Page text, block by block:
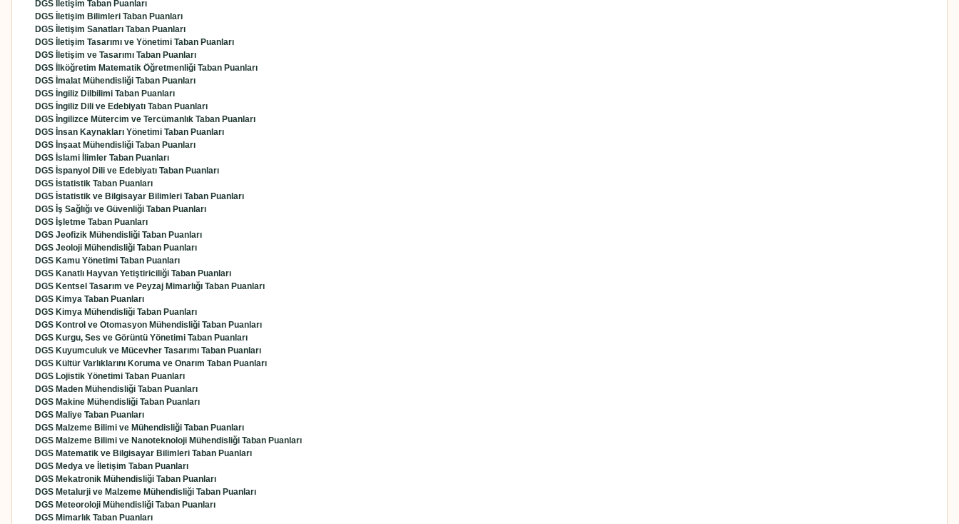
DGS İletişim Taban Puanları
DGS İletişim Bilimleri Taban Puanları
DGS İletişim Sanatları Taban Puanları
DGS İletişim Tasarımı ve Yönetimi Taban Puanları
DGS İletişim ve Tasarımı Taban Puanları
DGS İlköğretim Matematik Öğretmenliği Taban Puanları
DGS İmalat Mühendisliği Taban Puanları
DGS İngiliz Dilbilimi Taban Puanları
DGS İngiliz Dili ve Edebiyatı Taban Puanları
DGS İngilizce Mütercim ve Tercümanlık Taban Puanları
DGS İnsan Kaynakları Yönetimi Taban Puanları
DGS İnşaat Mühendisliği Taban Puanları
DGS İslami İlimler Taban Puanları
DGS İspanyol Dili ve Edebiyatı Taban Puanları
DGS İstatistik Taban Puanları
DGS İstatistik ve Bilgisayar Bilimleri Taban Puanları
DGS İş Sağlığı ve Güvenliği Taban Puanları
DGS İşletme Taban Puanları
DGS Jeofizik Mühendisliği Taban Puanları
DGS Jeoloji Mühendisliği Taban Puanları
DGS Kamu Yönetimi Taban Puanları
DGS Kanatlı Hayvan Yetiştiriciliği Taban Puanları
DGS Kentsel Tasarım ve Peyzaj Mimarlığı Taban Puanları
DGS Kimya Taban Puanları
DGS Kimya Mühendisliği Taban Puanları
DGS Kontrol ve Otomasyon Mühendisliği Taban Puanları
DGS Kurgu, Ses ve Görüntü Yönetimi Taban Puanları
DGS Kuyumculuk ve Mücevher Tasarımı Taban Puanları
DGS Kültür Varlıklarını Koruma ve Onarım Taban Puanları
DGS Lojistik Yönetimi Taban Puanları
DGS Maden Mühendisliği Taban Puanları
DGS Makine Mühendisliği Taban Puanları
DGS Maliye Taban Puanları
DGS Malzeme Bilimi ve Mühendisliği Taban Puanları
DGS Malzeme Bilimi ve Nanoteknoloji Mühendisliği Taban Puanları
DGS Matematik ve Bilgisayar Bilimleri Taban Puanları
DGS Medya ve İletişim Taban Puanları
DGS Mekatronik Mühendisliği Taban Puanları
DGS Metalurji ve Malzeme Mühendisliği Taban Puanları
DGS Meteoroloji Mühendisliği Taban Puanları
DGS Mimarlık Taban Puanları